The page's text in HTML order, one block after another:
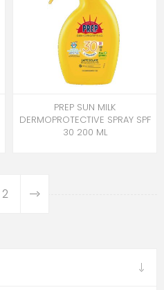
PREP SUN MILK
DERMOPROTECTIVE SPRAY SPF
30 200 ML
2